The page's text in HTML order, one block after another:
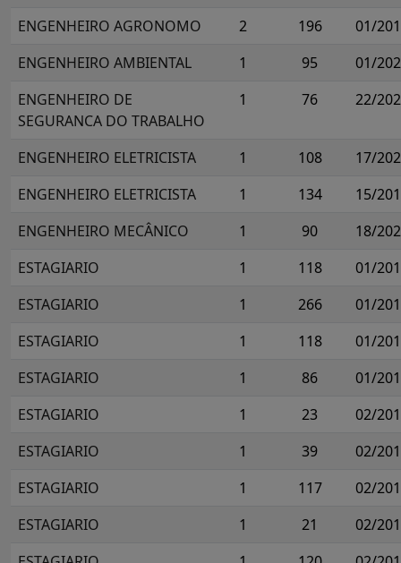
ENGENHEIRO AGRONOMO
2 196
01/
ENGENHEIRO AMBIENTAL
1 95
01/
ENGENHEIRO DE
SEGURANCA DO TRABALHO
1 76 22/
ENGENHEIRO ELETRICISTA 1 108
17/
ENGENHEIRO ELETRICISTA
1 134
15/
ENGENHEIRO MECÂNICO
1 90
18/
ESTAGIARIO
1 118
01/
ESTAGIARIO
1 266
01/
ESTAGIARIO
1 118
01/
ESTAGIARIO
1 86
01/
ESTAGIARIO
1 23
02/
ESTAGIARIO
1 39
02/
ESTAGIARIO
1 117
02/
ESTAGIARIO
1 21
02/